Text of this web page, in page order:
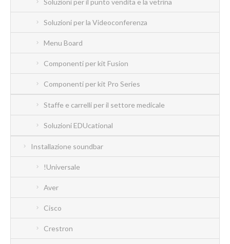
Soluzioni per il punto vendita e la vetrina
Soluzioni per la Videoconferenza
Menu Board
Componenti per kit Fusion
Componenti per kit Pro Series
Staffe e carrelli per il settore medicale
Soluzioni EDUcational
Installazione soundbar
!Universale
Aver
Cisco
Crestron